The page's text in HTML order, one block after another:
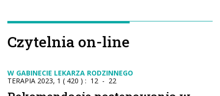
Czytelnia on-line
W GABINECIE LEKARZA RODZINNEGO
TERAPIA 2023, 1 ( 420 ) : 12 - 22